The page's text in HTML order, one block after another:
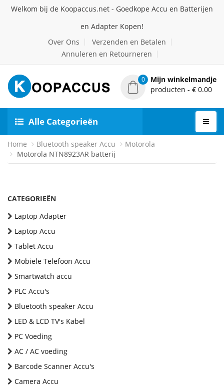
Welkom bij de Koopaccus.net - Goedkope Accu en Batterijen
en Adapter Kopen!
Over Ons
Verzenden en Betalen
Annuleren en Retourneren
0
Mijn winkelmandje
producten - € 0.00
Alle Categorieën
Home Bluetooth speaker Accu
Motorola
Motorola NTN8923AR batterij
CATEGORIEËN
Laptop Adapter
Laptop Accu
Tablet Accu
Mobiele Telefoon Accu
Smartwatch accu
PLC Accu's
Bluetooth speaker Accu
LED & LCD TV's Kabel
PC Voeding
AC / AC voeding
Barcode Scanner Accu's
Camera Accu